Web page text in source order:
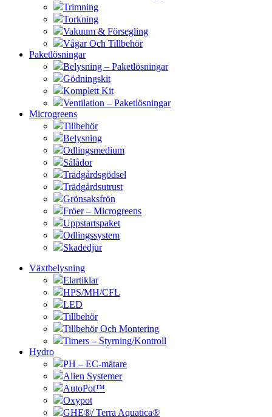
Trimning
Torkning
Vakuum & Försegling
Vågar Och Tillbehör
Paketlösningar
Belysning – Paketlösningar
Gödningskit
Komplett Kit
Ventilation – Paketlösningar
Microgreens
Tillbehör
Belysning
Odlingsmedium
Sålådor
Trädgårdsgödsel
Trädgårdsutrust
Grönsaksfrön
Fröer – Microgreens
Uppstartspaket
Odlingssystem
Skadedjur
Växtbelysning
Elartiklar
HPS/MH/CFL
LED
Tillbehör
Tillbehör Och Montering
Timers – Styrning/Kontroll
Hydro
PH – EC-mätare
Alien Systemer
AutoPot™
Oxypot
GHE®/ Terra Aquatica®